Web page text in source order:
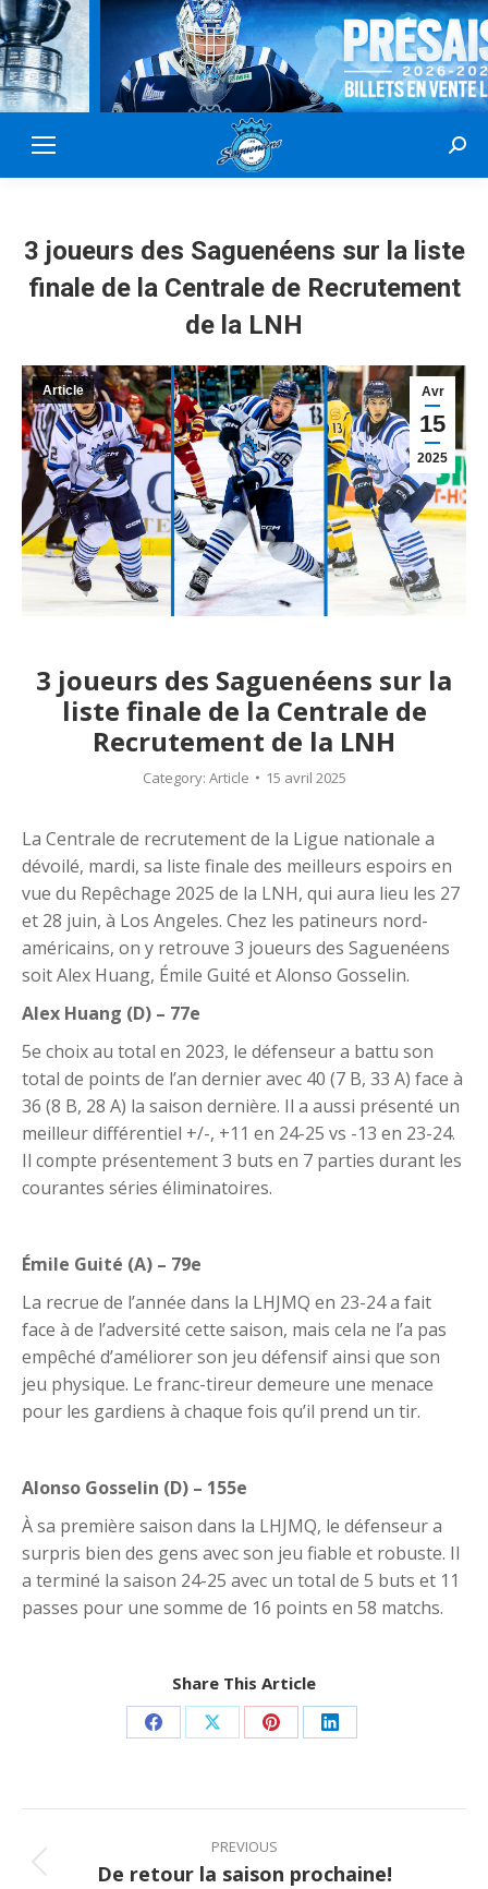
3 joueurs des Saguenéens sur la liste
finale de la Centrale de Recrutement
de la LNH
Avr
15
2025
Article
3 joueurs des Saguenéens sur la
liste finale de la Centrale de
Recrutement de la LNH
Category: Article 15 avril 2025
La Centrale de recrutement de la Ligue nationale a
dévoilé, mardi, sa liste finale des meilleurs espoirs en
vue du Repêchage 2025 de la LNH, qui aura lieu les 27
et 28 juin, à Los Angeles. Chez les patineurs nord-
américains, on y retrouve 3 joueurs des Saguenéens
soit Alex Huang, Émile Guité et Alonso Gosselin.
Alex Huang (D) – 77e
5e choix au total en 2023, le défenseur a battu son
total de points de l’an dernier avec 40 (7 B, 33 A) face à
36 (8 B, 28 A) la saison dernière. Il a aussi présenté un
meilleur différentiel +/-, +11 en 24-25 vs -13 en 23-24.
Il compte présentement 3 buts en 7 parties durant les
courantes séries éliminatoires.
Émile Guité (A) – 79e
La recrue de l’année dans la LHJMQ en 23-24 a fait
face à de l’adversité cette saison, mais cela ne l’a pas
empêché d’améliorer son jeu défensif ainsi que son
jeu physique. Le franc-tireur demeure une menace
pour les gardiens à chaque fois qu’il prend un tir.
Alonso Gosselin (D) – 155e
À sa première saison dans la LHJMQ, le défenseur a
surpris bien des gens avec son jeu fiable et robuste. Il
a terminé la saison 24-25 avec un total de 5 buts et 11
passes pour une somme de 16 points en 58 matchs.
Share This Article
Share Share Share Share
Post
navigation
PREVIOUS
Previous
De retour la saison prochaine!